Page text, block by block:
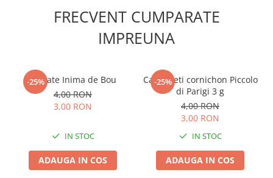
Accesorii gard electric
Candele / Rezerve / Lumanari
Carabine/ carlige
Diverse casa si gradina
Fir/Ata de legat
FRECVENT CUMPARATE
IMPREUNA
-25%
Tomate Inima de Bou
4,00 RON
3,00 RON
IN STOC
ADAUGA IN COS
-25%
Castraveti cornichon Piccolo
di Parigi 3 g
4,00 RON
3,00 RON
IN STOC
ADAUGA IN COS